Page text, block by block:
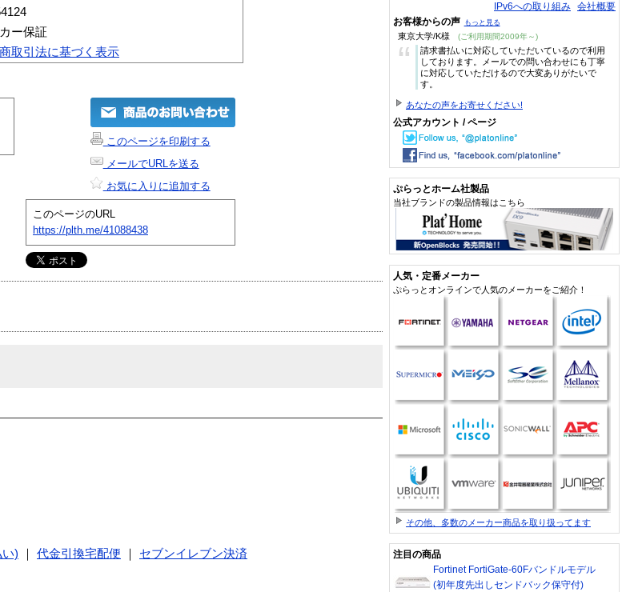
ー保証
取引法に基づく表示
このページを印刷する
メールでURLを送る
お気に入りに追加する
このページのURL
https://plth.me/41088438
) 代金引換宅配便
セブンイレブン決済
IPv6への取り組み 会社概要
お客様からの声 もっと見る
東京大学/K様 (ご利用期間2009年～)
“
請求書払いに対応していただいているので利用
しております。メールでの問い合わせにも丁寧
に対応していただけるので大変ありがたいで
す。
あなたの声をお寄せください!
公式アカウント / ページ
ぷらっとホーム社製品
当社ブランドの製品情報はこちら
人気・定番メーカー
ぷらっとオンラインで人気のメーカーをご紹介！
その他、多数のメーカー商品を取り扱ってます
注目の商品
Fortinet FortiGate-60Fバンドルモデル
(初年度先出しセンドバック保守付)